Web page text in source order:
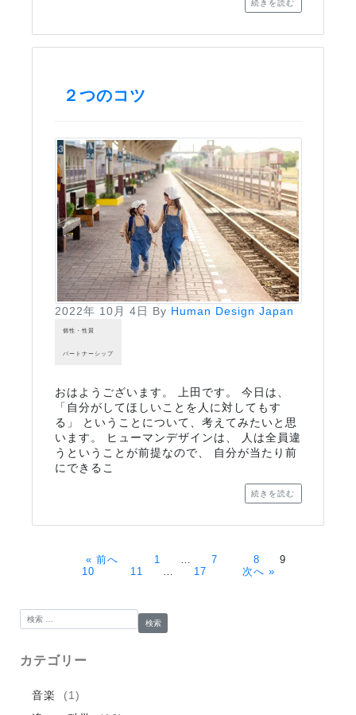
続きを読む
２つのコツ
2022年 10月 4日 By Human Design Japan
個性・性質
パートナーシップ
おはようございます。 上田です。 今日は、
「自分がしてほしいことを人に対してもす
る」 ということについて、考えてみたいと思
います。 ヒューマンデザインは、 人は全員違
うということが前提なので、 自分が当たり前
にできるこ
続きを読む
« 前へ 1 … 7 8
9
10
11 … 17 次へ »
検索:
カテゴリー
音楽
(1)